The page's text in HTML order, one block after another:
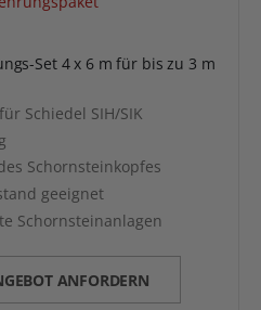
Set 4 x 6 m für bis zu 3 m
Schiedel SIH/SIK
Schornsteinkopfes
geeignet
Schornsteinanlagen
ANFORDERN